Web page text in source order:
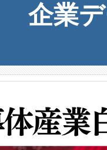
企業